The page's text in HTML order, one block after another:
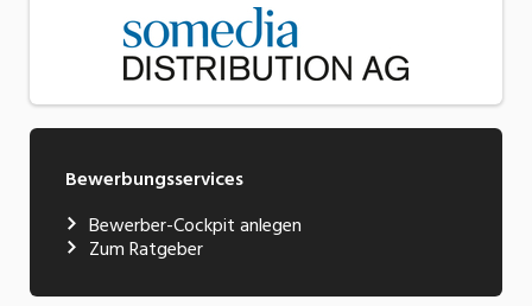
Bewerbungsservices
Bewerber-Cockpit anlegen
Zum Ratgeber